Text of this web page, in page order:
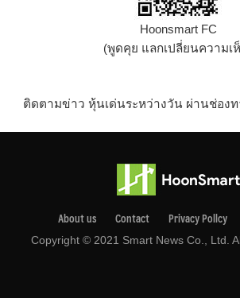
Hoonsmart FC
(พูดคุย แลกเปลี่ยนความเ
ติดตามข่าว หุ้นเด่นระหว่างวัน ผ่านช่องท
About us Contact Privacy Pollcy
Copyright © 2021 Smart News Co., Ltd.